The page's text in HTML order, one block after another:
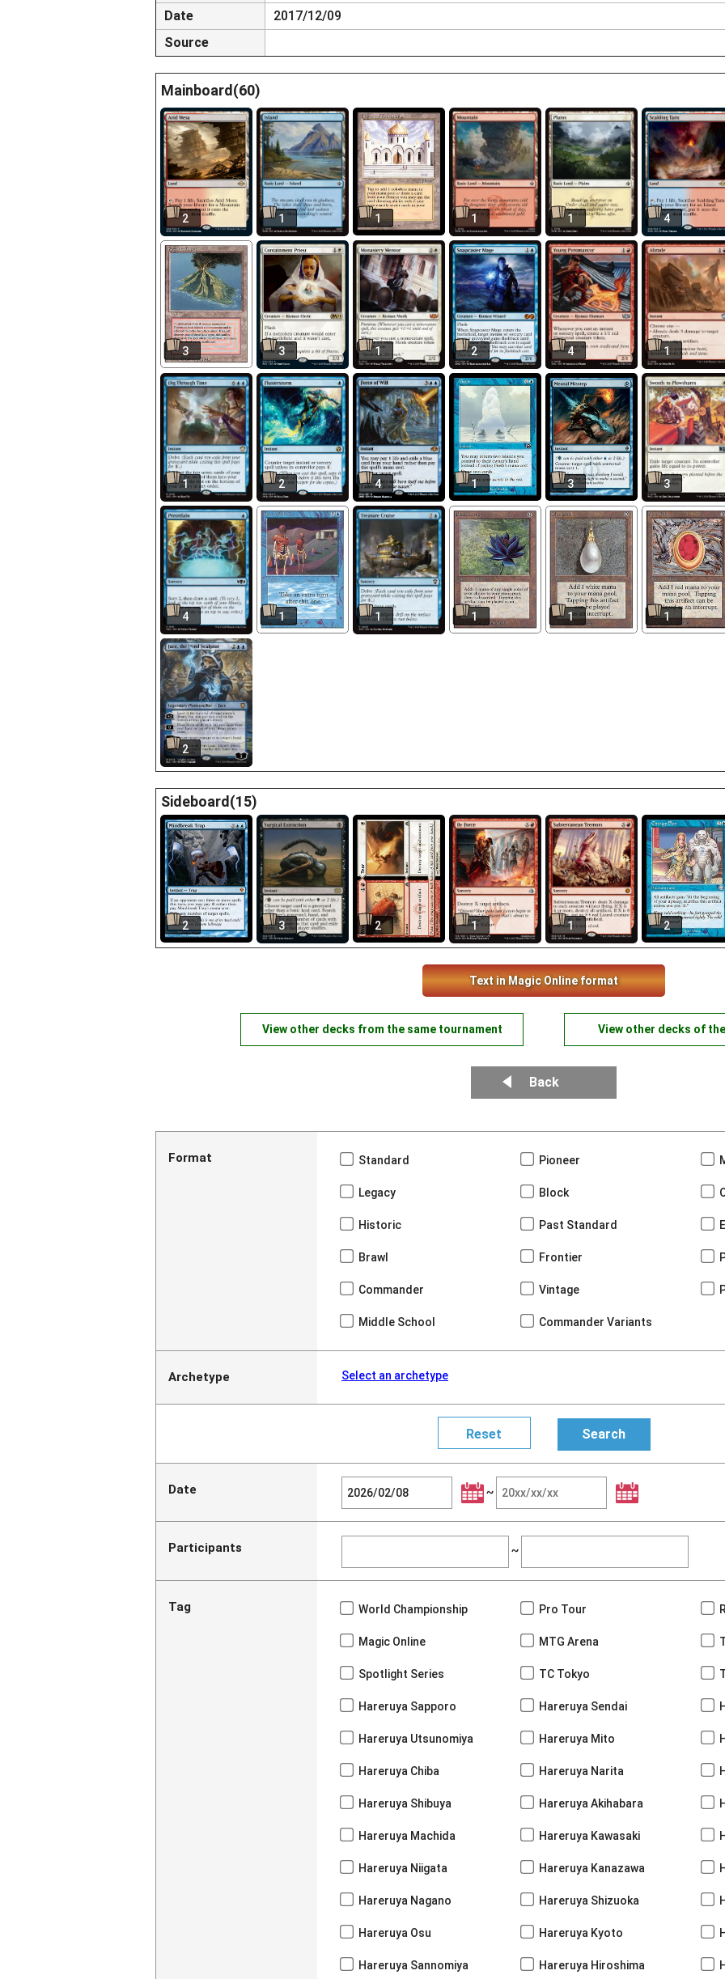
Date
2017/12/09
Source
Mainboard(60)
2 1 1 1 1 4
3 3 1 2 4 1
1 2 4 1 3 3
4 1 1 1 1 1
2
Sideboard(15)
2 3 2 1 1 2
Text in Magic Online format
View other decks from the same tournament View other decks of
Back
Format Standard Pioneer
Legacy Block
Historic Past Standard
Brawl Frontier
Commander Vintage
Middle School Commander Variants
Archetype Select an archetype
Date ~
Participants ~
Tag World Championship Pro Tour
Magic Online MTG Arena
Spotlight Series TC Tokyo
Hareruya Sapporo Hareruya Sendai
Hareruya Utsunomiya Hareruya Mito
Hareruya Chiba Hareruya Narita
Hareruya Shibuya Hareruya Akihabara
Hareruya Machida Hareruya Kawasaki
Hareruya Niigata Hareruya Kanazawa
Hareruya Nagano Hareruya Shizuoka
Hareruya Osu Hareruya Kyoto
Hareruya Sannomiya Hareruya Hiroshima